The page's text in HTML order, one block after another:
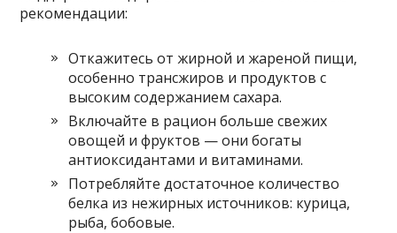
рекомендации:
Откажитесь от жирной и жареной пищи,
особенно трансжиров и продуктов с
высоким содержанием сахара.
Включайте в рацион больше свежих
овощей и фруктов — они богаты
антиоксидантами и витаминами.
Потребляйте достаточное количество
белка из нежирных источников: курица,
рыба, бобовые.